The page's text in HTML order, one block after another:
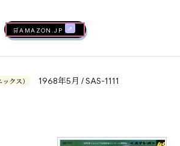
🛒AMAZON.jp
ックス）
1968年5月 / SAS-1111